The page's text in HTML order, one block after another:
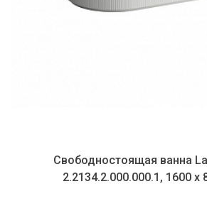
Свободностоящая ванна
2.2134.2.000.000.1, 1600 x